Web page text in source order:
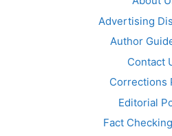
Advertising
Author
Contact
Corrections
Editorial
Fact